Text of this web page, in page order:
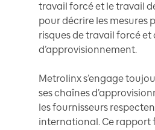
travail forcé et le travail
pour décrire les mesures
risques de travail forcé
d’approvisionnement.
Metrolinx s’engage
ses chaînes
les fournisseurs
international. Ce rapport